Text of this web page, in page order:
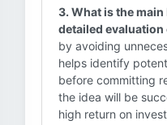
3. What is the
detailed evaluation
by avoiding
helps identify
before committing
the idea will be
high return on